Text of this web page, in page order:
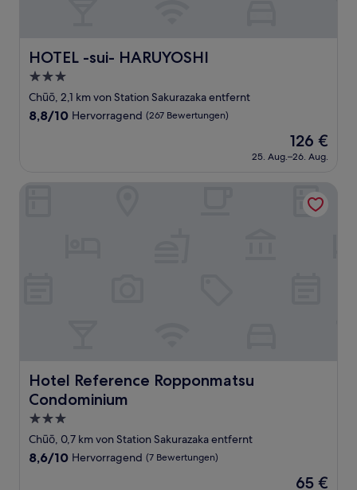
HOTEL -sui- HARUYOSHI
HOTEL -sui- HARUYOSHI
3.0-
Sterne-
Unterkunft
Chūō, 2,1 km von Station Sakurazaka entfernt
8.8
Bewertungen)
8,8/10 Hervorragend (267 Bewertungen)
Der
Preis
beträgt
126 €
25. Aug.–26. Aug.
Hotel Reference Ropponmatsu
Condominium
Hotel Reference Ropponmatsu Condominium
3.0-
Sterne-
Unterkunft
Chūō, 0,7 km von Station Sakurazaka entfernt
8.6
8,6/10 Hervorragend (7 Bewertungen)
Der
65 €